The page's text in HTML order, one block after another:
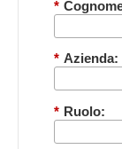
*
* Azienda:
* Ruolo: